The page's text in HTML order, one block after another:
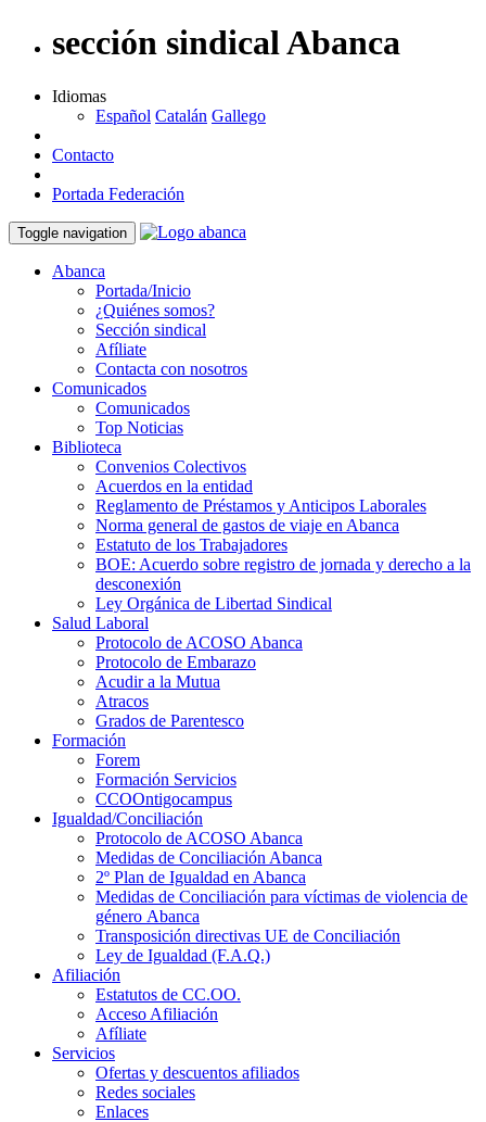
sección sindical Abanca
Idiomas
Español Catalán Gallego
Contacto
Portada Federación
Toggle navigation
Abanca
Portada/Inicio
¿Quiénes somos?
Sección sindical
Afíliate
Contacta con nosotros
Comunicados
Comunicados
Top Noticias
Biblioteca
Convenios Colectivos
Acuerdos en la entidad
Reglamento de Préstamos y Anticipos Laborales
Norma general de gastos de viaje en Abanca
Estatuto de los Trabajadores
BOE: Acuerdo sobre registro de jornada y derecho a la
desconexión
Ley Orgánica de Libertad Sindical
Salud Laboral
Protocolo de ACOSO Abanca
Protocolo de Embarazo
Acudir a la Mutua
Atracos
Grados de Parentesco
Formación
Forem
Formación Servicios
CCOOntigocampus
Igualdad/Conciliación
Protocolo de ACOSO Abanca
Medidas de Conciliación Abanca
2º Plan de Igualdad en Abanca
Medidas de Conciliación para víctimas de violencia de
género Abanca
Transposición directivas UE de Conciliación
Ley de Igualdad (F.A.Q.)
Afiliación
Estatutos de CC.OO.
Acceso Afiliación
Afíliate
Servicios
Ofertas y descuentos afiliados
Redes sociales
Enlaces